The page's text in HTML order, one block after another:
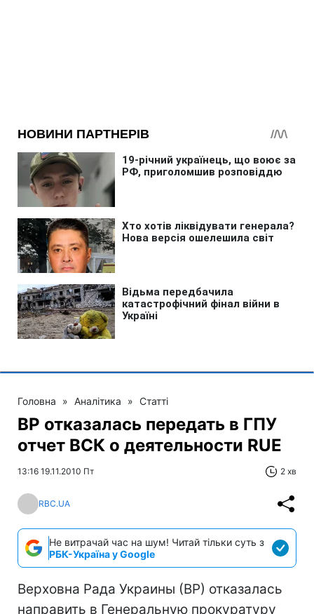
Головна » Аналітика » Статті
ВР отказалась передать в ГПУ
отчет ВСК о деятельности RUE
13:16 19.11.2010 Пт 2 хв
RBC.UA
Не витрачай час на шум! Читай тільки суть з
РБК-Україна у Google
Верховна Рада Украины (ВР) отказалась
направить в Генеральную прокуратуру